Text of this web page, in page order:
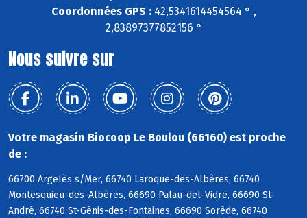
Coordonnées GPS :42,5341614454564 ° ,
2,83897377852156 °
Nous suivre sur
Votre magasin Biocoop Le Boulou (66160) est proche
de :
66700 Argelès s/Mer, 66740 Laroque-des-Albères, 66740
Montesquieu-des-Albères, 66690 Palau-del-Vidre, 66690 St-
André, 66740 St-Génis-des-Fontaines, 66690 Sorède, 66740